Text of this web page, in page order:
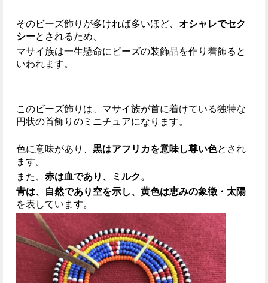
そのビーズ飾りが多ければ多いほど、 オシャレでセク
シーとされるため、
マサイ族は一生懸命にビーズの装飾品を作り着飾ると
いわれます。
このビーズ飾りは、マサイ族が首に着けている独特な
円状の首飾りのミニチュアになります。
色に意味があり、 黒はアフリカを意味し尊い色とされ
ます。
また、 赤は血であり、ミルク。
青は、自然であり空を示し、黄色は恵みの象徴・太陽
を表しています。